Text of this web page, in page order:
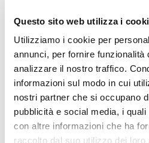
Questo sito web utilizza i
Utilizziamo i cookie per
annunci, per fornire funzionalità
analizzare il nostro traffico.
informazioni sul modo in cui
nostri partner che si occupano
pubblicità e social media, i
con altre informazioni che ha
raccolto dal suo utilizzo dei